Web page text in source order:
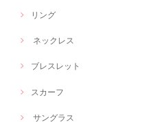
リング
ネックレス
ブレスレット
スカーフ
サングラス